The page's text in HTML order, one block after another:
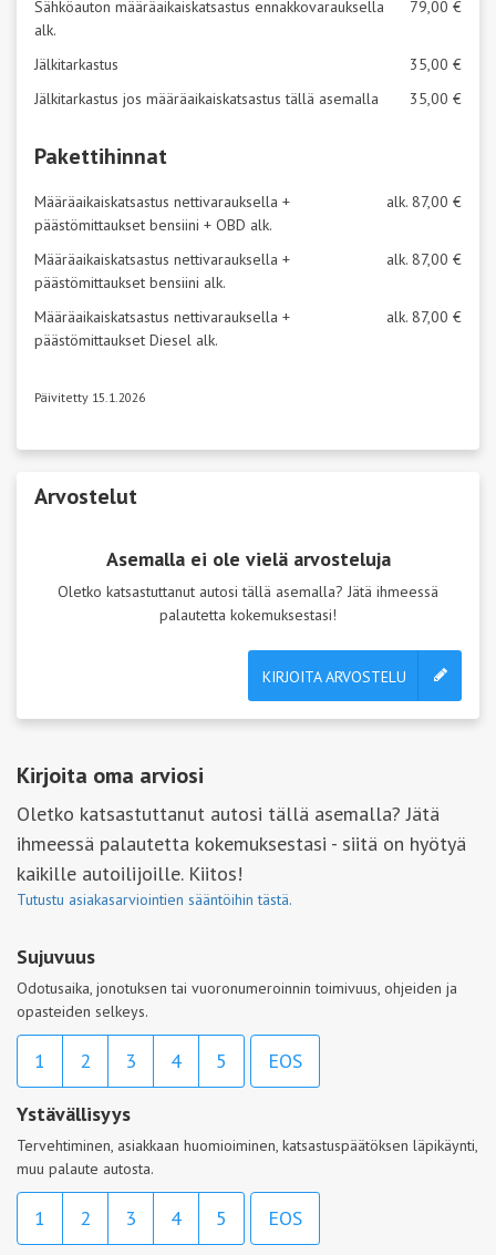
Sähköauton määräaikaiskatsastus ennakkovarauksella
alk.
79,00 €
Jälkitarkastus
35,00 €
Jälkitarkastus jos määräaikaiskatsastus tällä asemalla
35,00 €
Pakettihinnat
Määräaikaiskatsastus nettivarauksella +
päästömittaukset bensiini + OBD alk.
alk. 87,00 €
Määräaikaiskatsastus nettivarauksella +
päästömittaukset bensiini alk.
alk. 87,00 €
Määräaikaiskatsastus nettivarauksella +
päästömittaukset Diesel alk.
alk. 87,00 €
Päivitetty 15.1.2026
Arvostelut
Asemalla ei ole vielä arvosteluja
Oletko katsastuttanut autosi tällä asemalla? Jätä ihmeessä
palautetta kokemuksestasi!
KIRJOITA ARVOSTELU
Kirjoita oma arviosi
Oletko katsastuttanut autosi tällä asemalla? Jätä
ihmeessä palautetta kokemuksestasi - siitä on hyötyä
kaikille autoilijoille. Kiitos!
Tutustu asiakasarviointien sääntöihin tästä.
Sujuvuus
Odotusaika, jonotuksen tai vuoronumeroinnin toimivuus, ohjeiden ja
opasteiden selkeys.
1 2 3 4 5 EOS
Ystävällisyys
Tervehtiminen, asiakkaan huomioiminen, katsastuspäätöksen läpikäynti,
muu palaute autosta.
1 2 3 4 5 EOS